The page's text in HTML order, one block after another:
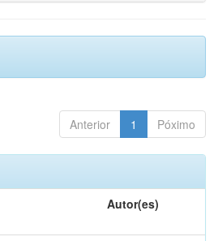
Anterior 1 Póximo
Autor(es)